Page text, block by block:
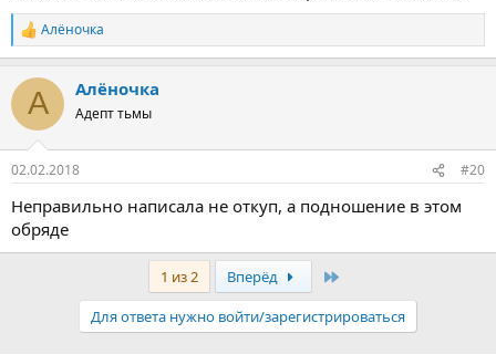
Р
е
к
и
Алёночка
А Алёночка
Адепт тьмы
02.02.2018 #20
Неправильно написала не откуп, а подношение в этом
обряде
1 из 2 Вперёд
Для ответа нужно войти/зарегистрироваться